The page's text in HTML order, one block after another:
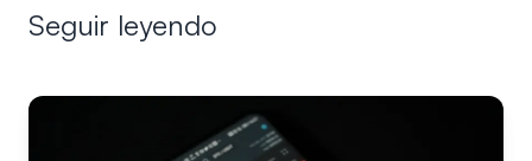
Seguir leyendo